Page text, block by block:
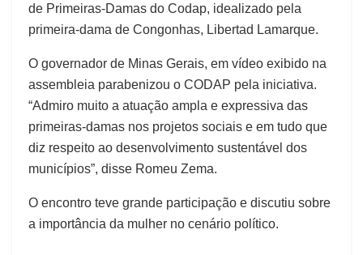
de Primeiras-Damas do Codap, idealizado pela
primeira-dama de Congonhas, Libertad Lamarque.
O governador de Minas Gerais, em vídeo exibido na
assembleia parabenizou o CODAP pela iniciativa.
“Admiro muito a atuação ampla e expressiva das
primeiras-damas nos projetos sociais e em tudo que
diz respeito ao desenvolvimento sustentável dos
municípios”, disse Romeu Zema.
O encontro teve grande participação e discutiu sobre
a importância da mulher no cenário político.